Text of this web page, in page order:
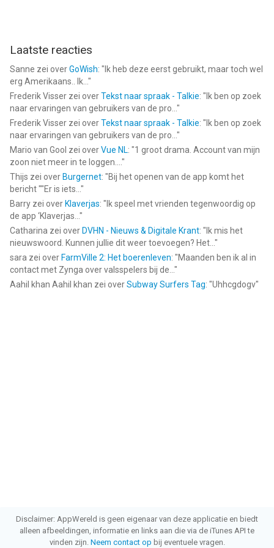
Laatste reacties
Sanne zei overGoWish: " Ik heb deze eerst gebruikt, maar toch wel
erg Amerikaans.. Ik... "
Frederik Visser zei overTekst naar spraak - Talkie: " Ik ben op zoek
naar ervaringen van gebruikers van de pro... "
Frederik Visser zei overTekst naar spraak - Talkie: " Ik ben op zoek
naar ervaringen van gebruikers van de pro... "
Mario van Gool zei overVue NL: "1 groot drama. Account van mijn
zoon niet meer in te loggen.... "
Thijs zei over Burgernet: "Bij het openen van de app komt het
bericht ""Er is iets... "
Barry zei over Klaverjas: " Ik speel met vrienden tegenwoordig op
de app ‘Klaverjas... "
Catharina zei over DVHN - Nieuws & Digitale Krant: " Ik mis het
nieuwswoord. Kunnen jullie dit weer toevoegen? Het... "
sara zei over FarmVille 2: Het boerenleven: "Maanden ben ik al in
contact met Zynga over valsspelers bij de... "
Aahil khan Aahil khan zei overSubway Surfers Tag: "Uhhcgdogv"
Disclaimer: AppWereld is geen eigenaar van deze applicatie en biedt
alleen afbeeldingen, informatie en links aan die via de iTunes API te
vinden zijn. Neem contact op bij eventuele vragen.